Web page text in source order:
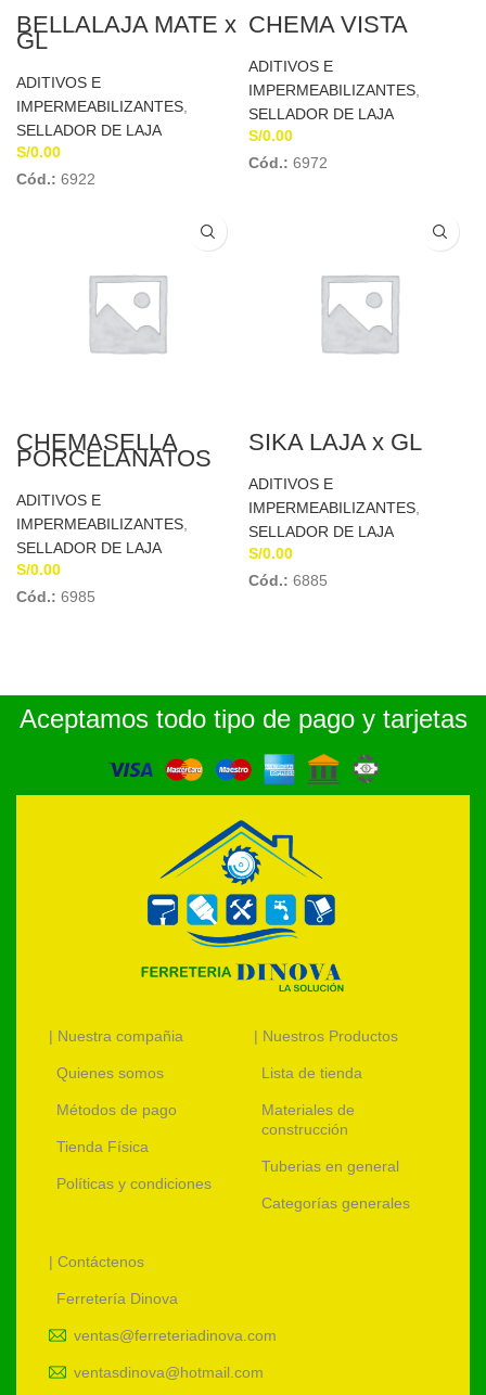
BELLALAJA MATE x
GL
ADITIVOS E
IMPERMEABILIZANTES
SELLADOR DE LAJA
S/0.00
Cód.: 6922
CHEMA VISTA
ADITIVOS E
IMPERMEABILIZANTES
SELLADOR DE LAJA
S/0.00
Cód.: 6972
CHEMASELLA
PORCELANATOS
BRILLANTE
ADITIVOS E
IMPERMEABILIZANTES
SELLADOR DE LAJA
S/0.00
Cód.: 6985
SIKA LAJA x GL
ADITIVOS E
IMPERMEABILIZANTES
SELLADOR DE LAJA
S/0.00
Cód.: 6885
Aceptamos todo tipo de pago y tarjetas
| Nuestra compañia
Quienes somos
Métodos de pago
Tienda Física
Políticas y condiciones
| Nuestros Productos
Lista de tienda
Materiales de
construcción
Tuberias en general
Categorías generales
| Contáctenos
Ferretería Dinova
ventas@ferreteriadinova.com
ventasdinova@hotmail.com